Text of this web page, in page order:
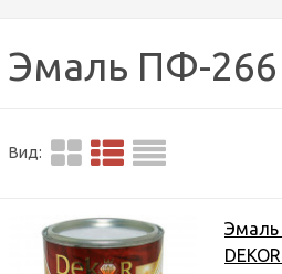
Эмаль ПФ-266
Вид:
Эмаль